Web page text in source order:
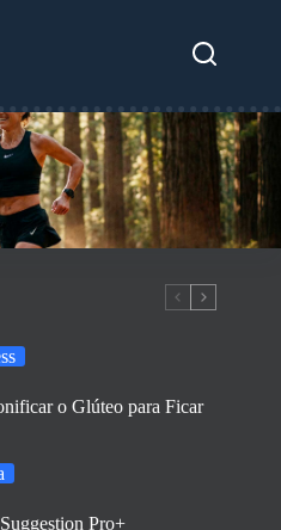
o Glúteo para Ficar
Pro+